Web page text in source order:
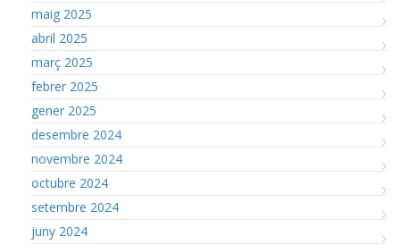
maig 2025
abril 2025
març 2025
febrer 2025
gener 2025
desembre 2024
novembre 2024
octubre 2024
setembre 2024
juny 2024